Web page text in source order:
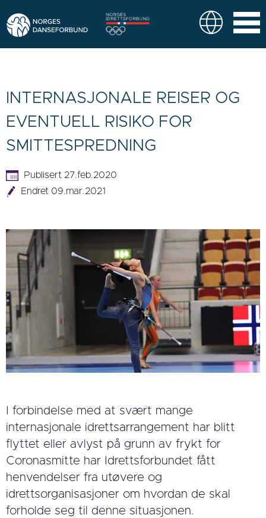
INTERNASJONALE REISER OG
EVENTUELL RISIKO FOR
SMITTESPREDNING
Publisert 27.feb.2020
Endret 09.mar.2021
I forbindelse med at svært mange
internasjonale idrettsarrangement har blitt
flyttet eller avlyst på grunn av frykt for
Coronasmitte har Idrettsforbundet fått
henvendelser fra utøvere og
idrettsorganisasjoner om hvordan de skal
forholde seg til denne situasjonen.